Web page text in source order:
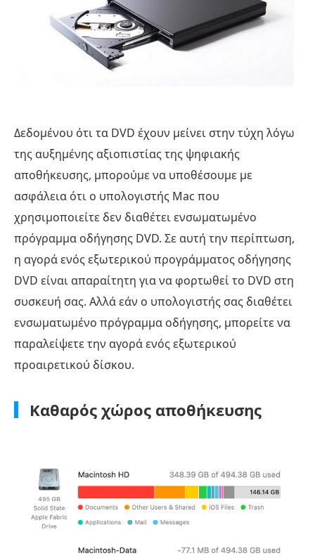
Δεδομένου ότι τα DVD έχουν μείνει στην τύχη λόγω
της αυξημένης αξιοπιστίας της ψηφιακής
αποθήκευσης, μπορούμε να υποθέσουμε με
ασφάλεια ότι ο υπολογιστής Mac που
χρησιμοποιείτε δεν διαθέτει ενσωματωμένο
πρόγραμμα οδήγησης DVD. Σε αυτή την περίπτωση,
η αγορά ενός εξωτερικού προγράμματος οδήγησης
DVD είναι απαραίτητη για να φορτωθεί το DVD στη
συσκευή σας. Αλλά εάν ο υπολογιστής σας διαθέτει
ενσωματωμένο πρόγραμμα οδήγησης, μπορείτε να
παραλείψετε την αγορά ενός εξωτερικού
προαιρετικού δίσκου.
Καθαρός χώρος αποθήκευσης